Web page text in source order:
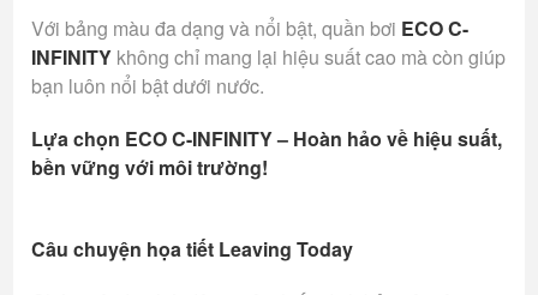
Với bảng màu đa dạng và nổi bật, quần bơi ECO C-
INFINITY không chỉ mang lại hiệu suất cao mà còn giúp
bạn luôn nổi bật dưới nước.
Lựa chọn ECO C-INFINITY – Hoàn hảo về hiệu suất,
bền vững với môi trường!
Câu chuyện họa tiết Leaving Today